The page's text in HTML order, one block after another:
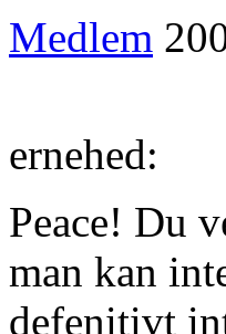
Medlem
ernehed:
Peace! Du
man kan
defenitivt